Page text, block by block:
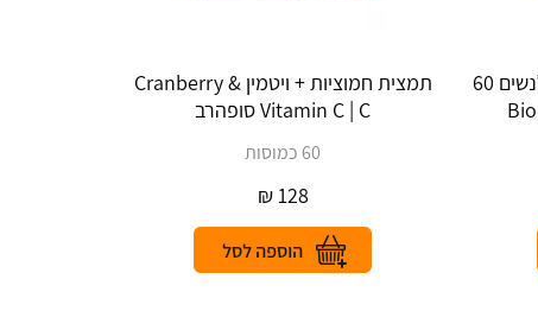
ביו פימייל פרוביוטיקה ייעודית לנשים 60
תמצית חמוציות + ויטמין Cranberry &
Vitamin C | C סופהרב
60 כמוסות
128
₪